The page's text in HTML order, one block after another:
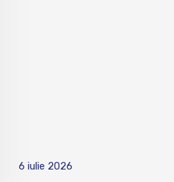
6 iulie 2026